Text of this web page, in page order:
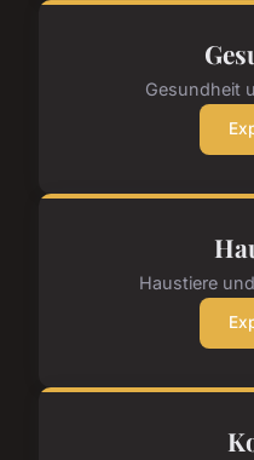
Gesundheit
Haustiere